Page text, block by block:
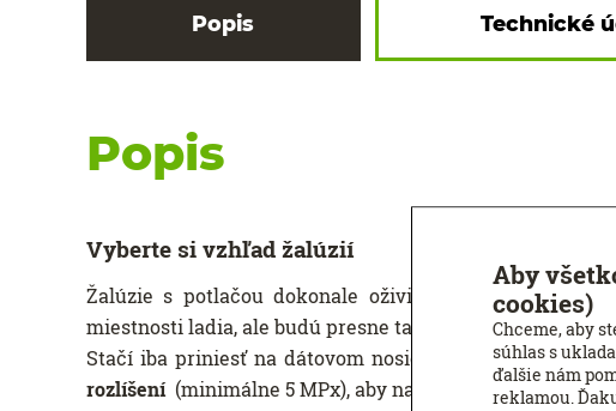
Popis Technické
Popis
Vyberte si vzhľad žalúzií
Žalúzie s potlačou dokonale oživia každú
miestnosti ladia, ale budú presne také,
aké chcete.
Stačí iba priniesť na dátovom nosiči fotografiu, ktorú
rozlíšení (minimálne 5 MPx), aby na žalúziách vyzerala
Aby
cookies)
Chceme, aby
súhlas s
ďalšie nám
reklamou.